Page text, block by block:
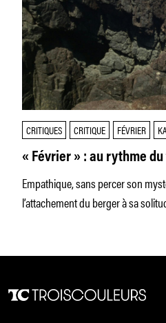
CRITIQUES CRITIQUE FÉVRIER
« Février » : au rythme
Empathique, sans percer son
l’attachement du berger à sa